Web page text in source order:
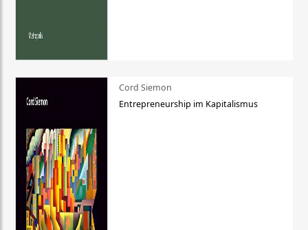
Cord Siemon
Entrepreneurship im Kapitalismus